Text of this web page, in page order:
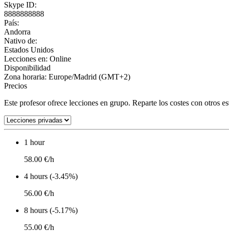
Skype ID:
8888888888
País:
Andorra
Nativo de:
Estados Unidos
Lecciones en: Online
Disponibilidad
Zona horaria: Europe/Madrid (GMT+2)
Precios
Este profesor ofrece lecciones en grupo. Reparte los costes con otros
1 hour
58.00 €/h
4 hours (-3.45%)
56.00 €/h
8 hours (-5.17%)
55.00 €/h